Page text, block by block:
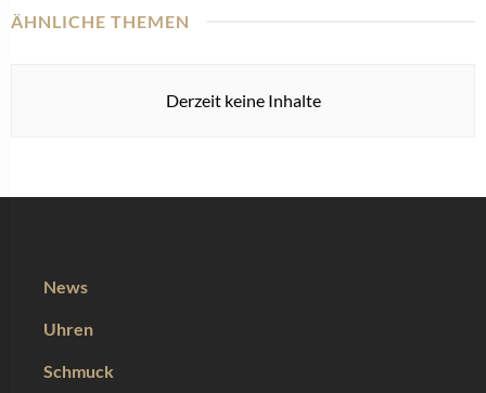
ÄHNLICHE THEMEN
Derzeit keine Inhalte
News
Uhren
Schmuck